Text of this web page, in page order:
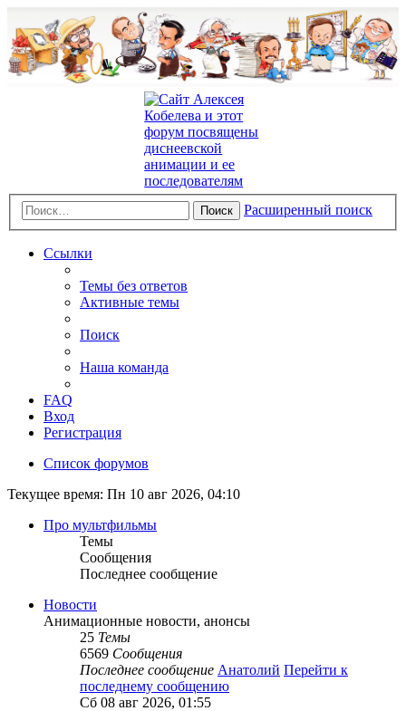
Поиск Расширенный поиск
Ссылки
Темы без ответов
Активные темы
Поиск
Наша команда
FAQ
Вход
Регистрация
Список форумов
Текущее время: Пн 10 авг 2026, 04:10
Про мультфильмы
Темы
Сообщения
Последнее сообщение
Новости
Анимационные новости, анонсы
25 Темы
6569 Сообщения
Последнее сообщение Анатолий Перейти к
последнему сообщению
Сб 08 авг 2026, 01:55